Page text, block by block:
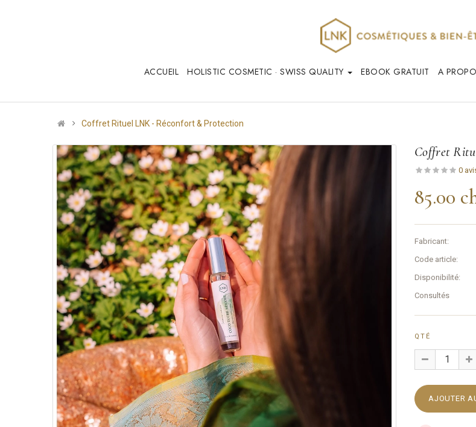
ACCUEIL HOLISTIC COSMETIC · SWISS QUALITY EBOOK GRATUIT A
Coffret Rituel LNK - Réconfort & Protection
Coffret
0
85.00
Fabricant:
Code article:
Disponibilité:
Consultés
QTÉ